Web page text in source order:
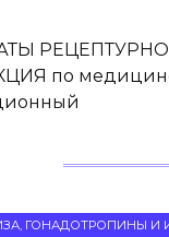
по
ГОНАДОТРОПИНЫ И